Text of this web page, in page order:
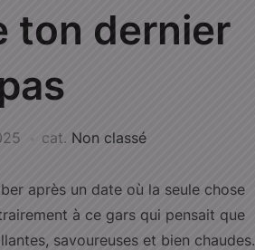
ton dernier
cat. Non classé
après un date où la seule chose
à ce gars qui pensait que
savoureuses et bien chaudes.